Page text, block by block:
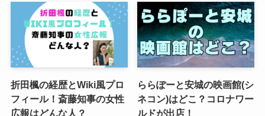
折田楓の経歴とWiki風プロ
フィール！斎藤知事の女性
広報はどんな人？
ららぽーと安城の映画館(シ
ネコン)はどこ？コロナワー
ルドが出店！